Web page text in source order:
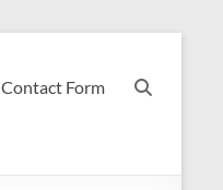
Contact Form